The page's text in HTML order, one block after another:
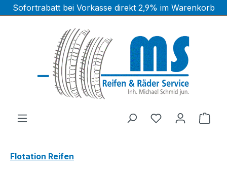
Zum Hauptinhalt springen
Sofortrabatt bei Vorkasse direkt 2,9% im Warenkorb
Flotation Reifen